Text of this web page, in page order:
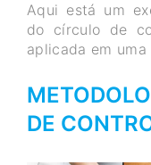
Aqui está um
do círculo de
aplicada em
DE